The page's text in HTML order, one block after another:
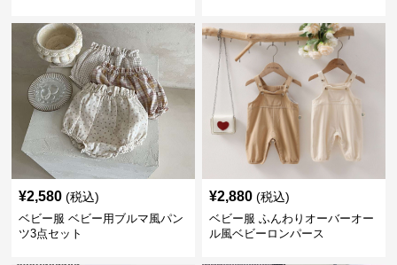
¥2,580 (税込)
ベビー服 ベビー用ブルマ風パン
ツ3点セット
¥2,880 (税込)
ベビー服 ふんわりオーバーオー
ル風ベビーロンパース